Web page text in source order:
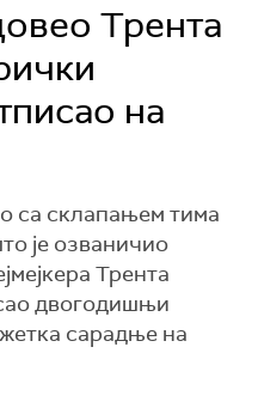
Трента
на
са склапањем тима
је озваничио
Трента
двогодишњи
сарадње на